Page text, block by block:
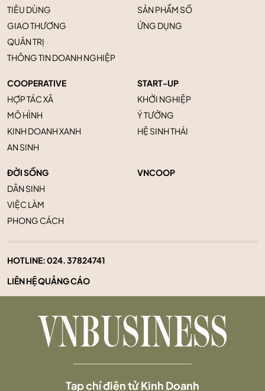
TIÊU DÙNG
GIAO THƯƠNG
QUẢN TRỊ
THÔNG TIN DOANH NGHIỆP
SẢN PHẨM SỐ
ỨNG DỤNG
COOPERATIVE
HỢP TÁC XÃ
MÔ HÌNH
KINH DOANH XANH
AN SINH
START-UP
KHỞI NGHIỆP
Ý TƯỞNG
HỆ SINH THÁI
ĐỜI SỐNG
DÂN SINH
VIỆC LÀM
PHONG CÁCH
VNCOOP
HOTLINE:024. 37824741
LIÊN HỆ QUẢNG CÁO
Tạp chí điện tử Kinh Doanh